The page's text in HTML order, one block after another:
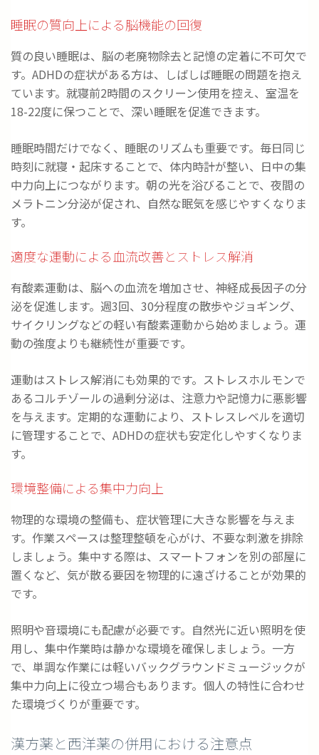
睡眠の質向上による脳機能の回復
質の良い睡眠は、脳の老廃物除去と記憶の定着に不可欠で
す。ADHDの症状がある方は、しばしば睡眠の問題を抱え
ています。就寝前2時間のスクリーン使用を控え、室温を
18-22度に保つことで、深い睡眠を促進できます。
睡眠時間だけでなく、睡眠のリズムも重要です。毎日同じ
時刻に就寝・起床することで、体内時計が整い、日中の集
中力向上につながります。朝の光を浴びることで、夜間の
メラトニン分泌が促され、自然な眠気を感じやすくなりま
す。
適度な運動による血流改善とストレス解消
有酸素運動は、脳への血流を増加させ、神経成長因子の分
泌を促進します。週3回、30分程度の散歩やジョギング、
サイクリングなどの軽い有酸素運動から始めましょう。運
動の強度よりも継続性が重要です。
運動はストレス解消にも効果的です。ストレスホルモンで
あるコルチゾールの過剰分泌は、注意力や記憶力に悪影響
を与えます。定期的な運動により、ストレスレベルを適切
に管理することで、ADHDの症状も安定化しやすくなりま
す。
環境整備による集中力向上
物理的な環境の整備も、症状管理に大きな影響を与えま
す。作業スペースは整理整頓を心がけ、不要な刺激を排除
しましょう。集中する際は、スマートフォンを別の部屋に
置くなど、気が散る要因を物理的に遠ざけることが効果的
です。
照明や音環境にも配慮が必要です。自然光に近い照明を使
用し、集中作業時は静かな環境を確保しましょう。一方
で、単調な作業には軽いバックグラウンドミュージックが
集中力向上に役立つ場合もあります。個人の特性に合わせ
た環境づくりが重要です。
漢方薬と西洋薬の併用における注意点